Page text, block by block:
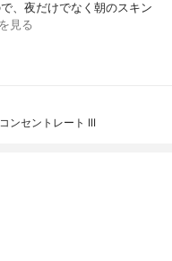
、夜だけでなく朝のスキン
見る
ンセントレート III